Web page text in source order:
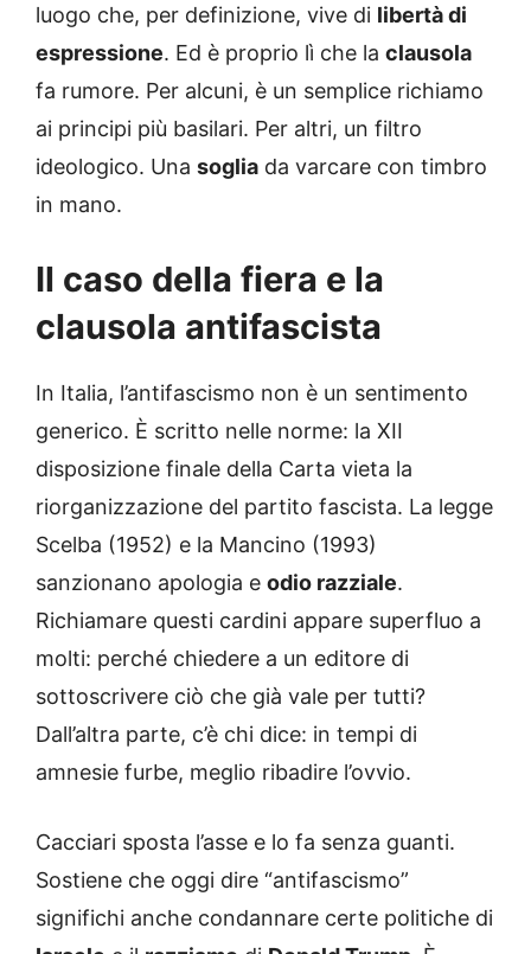
luogo che, per definizione, vive di libertà di
espressione. Ed è proprio lì che la clausola
fa rumore. Per alcuni, è un semplice richiamo
ai principi più basilari. Per altri, un filtro
ideologico. Una soglia da varcare con timbro
in mano.
Il caso della fiera e la
clausola antifascista
In Italia, l’antifascismo non è un sentimento
generico. È scritto nelle norme: la XII
disposizione finale della Carta vieta la
riorganizzazione del partito fascista. La legge
Scelba (1952) e la Mancino (1993)
sanzionano apologia e odio razziale.
Richiamare questi cardini appare superfluo a
molti: perché chiedere a un editore di
sottoscrivere ciò che già vale per tutti?
Dall’altra parte, c’è chi dice: in tempi di
amnesie furbe, meglio ribadire l’ovvio.
Cacciari sposta l’asse e lo fa senza guanti.
Sostiene che oggi dire “antifascismo”
significhi anche condannare certe politiche di